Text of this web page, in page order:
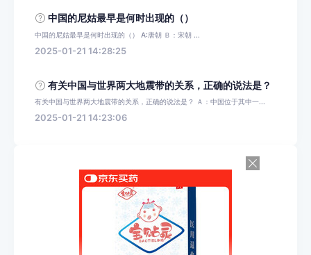
中国的尼姑最早是何时出现的（）
中国的尼姑最早是何时出现的（） A:唐朝 Ｂ：宋朝 ...
2025-01-21 14:28:25
有关中国与世界两大地震带的关系，正确的说法是？
有关中国与世界两大地震带的关系，正确的说法是？ Ａ：中国位于其中一...
2025-01-21 14:23:06